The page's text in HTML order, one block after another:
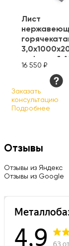
Лист
рифленый
304
16 550 ₽
Заказать
консультацию
Подробнее
Отзывы
Отзывы из Яндекс
Отзывы из Google